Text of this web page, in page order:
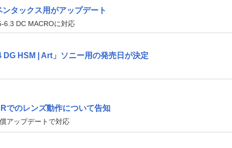
タックス用がアップデート
6.3 DC MACROに対応
DG HSM | Art」ソニー用の発売日が決定
でのレンズ動作について告知
アップデートで対応